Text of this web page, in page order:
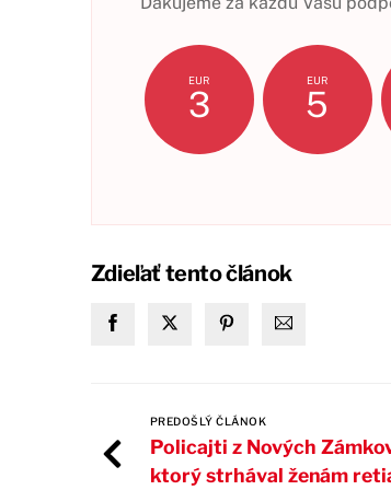
EUR
3
EUR
5
Zdieľať tento článok
PREDOŠLÝ ČLÁNOK
Policajti z Nových
ktorý strhával ženám